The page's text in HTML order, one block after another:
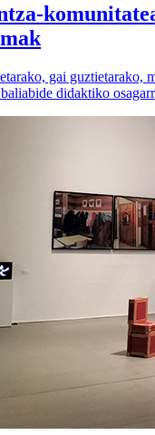
gai guztietarako,
didaktiko